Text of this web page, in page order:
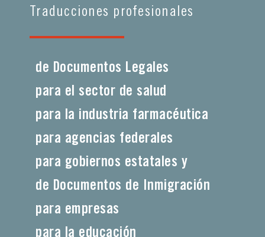
Traducciones profesionales
de Documentos Legales
para el sector de salud
para la industria farmacéutica
para agencias federales
para gobiernos estatales y
de Documentos de Inmigración
para empresas
para la educación